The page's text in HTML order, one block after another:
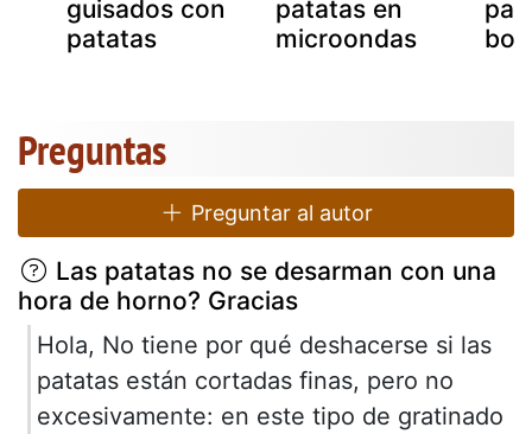
guisados con
patatas
patatas en
microondas
Preguntas
Preguntar al autor
Las patatas no se desarman con una
hora de horno? Gracias
Hola, No tiene por qué deshacerse si las
patatas están cortadas finas, pero no
excesivamente: en este tipo de gratinado